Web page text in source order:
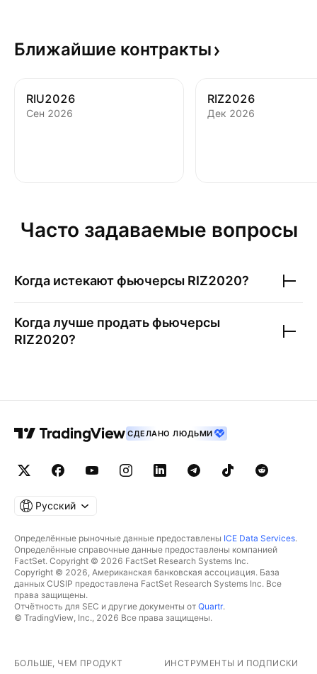
Ближайшие контракты
RIU2026
Сен 2026
RIZ2026
Дек 2026
Часто задаваемые вопросы
Когда истекают фьючерсы RIZ2020?
Когда лучше продать фьючерсы
RIZ2020?
СДЕЛАНО ЛЮДЬМИ
Русский
Определённые рыночные данные предоставлены ICE Data Services.
Определённые справочные данные предоставлены компанией
FactSet. Copyright © 2026 FactSet Research Systems Inc.
Copyright © 2026, Американская банковская ассоциация. База
данных CUSIP предоставлена FactSet Research Systems Inc. Все
права защищены.
Отчётность для SEC и другие документы от Quartr.
© TradingView, Inc., 2026 Все права защищены.
БОЛЬШЕ, ЧЕМ ПРОДУКТ ИНСТРУМЕНТЫ И ПОДПИСКИ